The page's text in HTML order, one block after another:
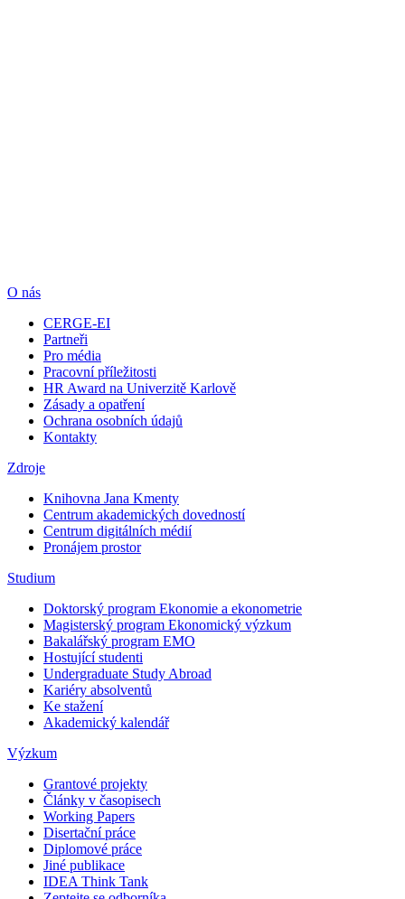
O nás
CERGE-EI
Partneři
Pro média
Pracovní příležitosti
HR Award na Univerzitě Karlově
Zásady a opatření
Ochrana osobních údajů
Kontakty
Zdroje
Knihovna Jana Kmenty
Centrum akademických dovedností
Centrum digitálních médií
Pronájem prostor
Studium
Doktorský program Ekonomie a ekonometrie
Magisterský program Ekonomický výzkum
Bakalářský program EMO
Hostující studenti
Undergraduate Study Abroad
Kariéry absolventů
Ke stažení
Akademický kalendář
Výzkum
Grantové projekty
Články v časopisech
Working Papers
Disertační práce
Diplomové práce
Jiné publikace
IDEA Think Tank